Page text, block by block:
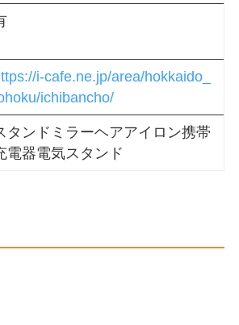
i-cafe.ne.jp/area/hokkaido_
ichibancho/
タンドミラーヘアアイロン携帯
電器電気スタンド